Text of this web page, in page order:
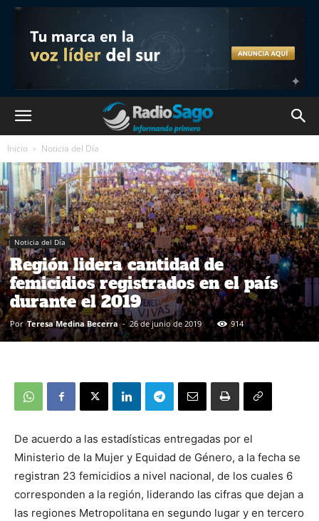
Inicio Noticia del Día
Noticia del Día
Región lidera cantidad de
femicidios registrados en el país
durante el 2019
Por Teresa Medina Becerra - 26 de junio de 2019 914
De acuerdo a las estadísticas entregadas por el
Ministerio de la Mujer y Equidad de Género, a la fecha se
registran 23 femicidios a nivel nacional, de los cuales 6
corresponden a la región, liderando las cifras que dejan a
las regiones Metropolitana en segundo lugar y en tercero